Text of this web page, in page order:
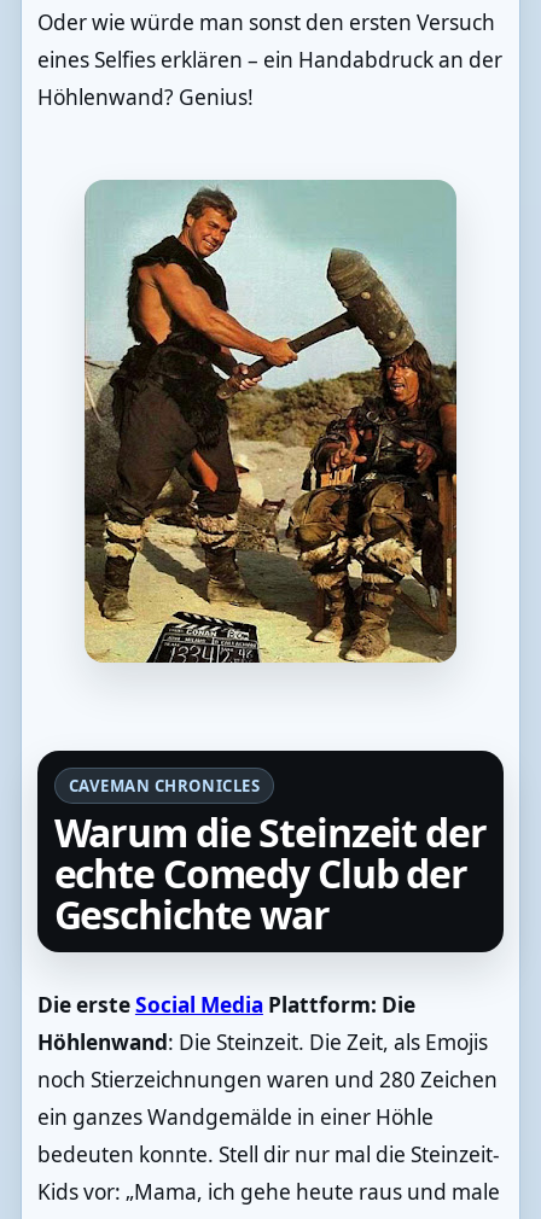
Oder wie würde man sonst den ersten Versuch
eines Selfies erklären – ein Handabdruck an der
Höhlenwand? Genius!
CAVEMAN CHRONICLES
Warum die Steinzeit der
echte Comedy Club der
Geschichte war
Die ersteSocial MediaPlattform: Die
Höhlenwand: Die Steinzeit. Die Zeit, als Emojis
noch Stierzeichnungen waren und 280 Zeichen
ein ganzes Wandgemälde in einer Höhle
bedeuten konnte. Stell dir nur mal die Steinzeit-
Kids vor: „Mama, ich gehe heute raus und male